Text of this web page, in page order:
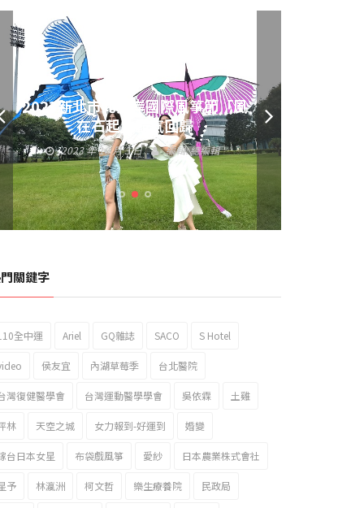
黃偉哲發放武聖夜市加碼夜市消費
券 呼籲做好登革熱防疫
2023 年 9 月 23 日 編輯:總編輯
關鍵字
全中運 Ariel GQ雜誌 SACO S Hotel
侯友宜 內湖草莓季 台北醫院
灣復健醫學會 台灣運動醫學學會 吳依霖 土雞
林 天空之城 女力報到-好運到 婚變
台日本女星 布袋戲風箏 愛紗 日本農業株式會社
予 林瀛洲 柯文哲 樂生療養院 民政局